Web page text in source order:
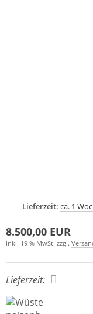
Lieferzeit: ca. 1
8.500,00 EUR
inkl. 19 % MwSt. zzgl.
Lieferzeit: